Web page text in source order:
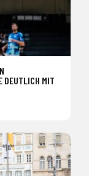
DEUTLICH MIT